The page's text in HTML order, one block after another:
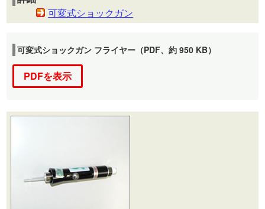
可変式ショックガン
可変式ショックガン フライヤー（PDF、約 950 KB）
PDFを表示